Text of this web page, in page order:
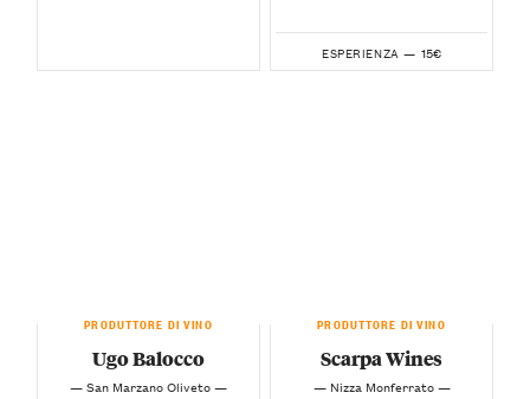
ESPERIENZA — 15€
PRODUTTORE DI VINO
Ugo Balocco
— San Marzano Oliveto —
PRODUTTORE DI VINO
Scarpa Wines
— Nizza Monferrato —